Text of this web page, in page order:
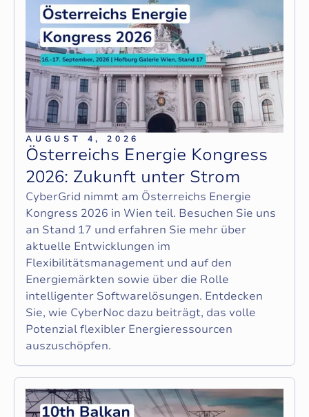
AUGUST 4, 2026
Österreichs Energie Kongress
2026: Zukunft unter Strom
CyberGrid nimmt am Österreichs Energie
Kongress 2026 in Wien teil. Besuchen Sie uns
an Stand 17 und erfahren Sie mehr über
aktuelle Entwicklungen im
Flexibilitätsmanagement und auf den
Energiemärkten sowie über die Rolle
intelligenter Softwarelösungen. Entdecken
Sie, wie CyberNoc dazu beiträgt, das volle
Potenzial flexibler Energieressourcen
auszuschöpfen.